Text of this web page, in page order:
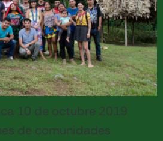
10 de octubre 2019
de comunidades